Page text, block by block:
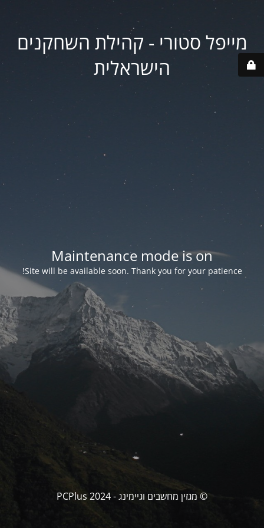
מייפל סטורי - קהילת השחקנים
הישראלית
Maintenance mode is on
Site will be available soon. Thank you for your patience!
© מגזין מחשבים וגיימינג - PCPlus 2024